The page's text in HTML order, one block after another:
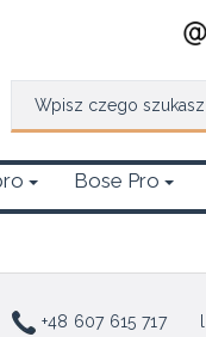
Bose Pro
+48 607 615 717